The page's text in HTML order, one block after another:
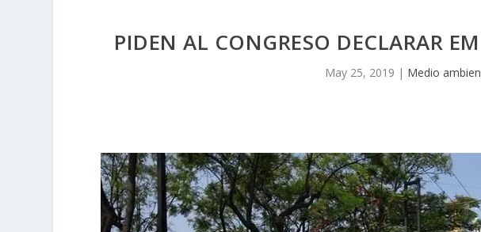
PIDEN AL CONGRESO DECLARAR
May 25, 2019 | Medio